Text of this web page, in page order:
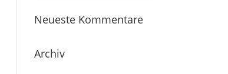
Neueste Kommentare
Archiv